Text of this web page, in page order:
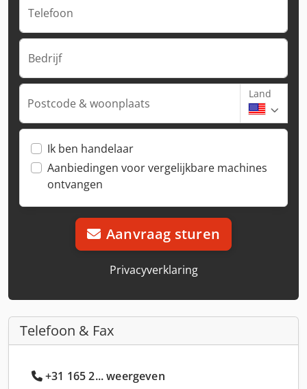
Telefoon
Bedrijf
Postcode & woonplaats
Land
Ik ben handelaar
Aanbiedingen voor vergelijkbare machines
ontvangen
Aanvraag sturen
Privacyverklaring
Telefoon & Fax
+31 165 2... weergeven